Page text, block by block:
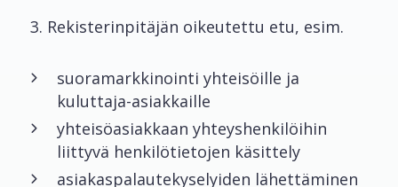
3. Rekisterinpitäjän oikeutettu etu, esim.
suoramarkkinointi yhteisöille ja
kuluttaja-asiakkaille
yhteisöasiakkaan yhteyshenkilöihin
liittyvä henkilötietojen käsittely
asiakaspalautekyselyiden lähettäminen